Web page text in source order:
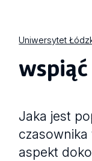
Uniwersytet
Jaka jest
czasownika
aspekt